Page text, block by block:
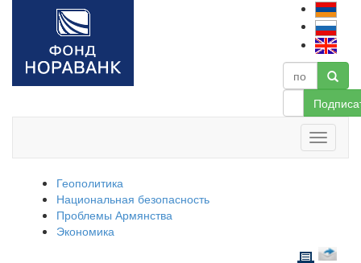
Геополитика
Национальная безопасность
Проблемы Армянства
Экономика